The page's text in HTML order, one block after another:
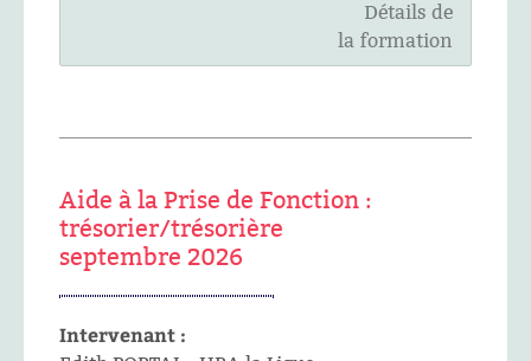
Détails de
la formation
Aide à la Prise de Fonction :
trésorier/trésorière
septembre 2026
Intervenant :